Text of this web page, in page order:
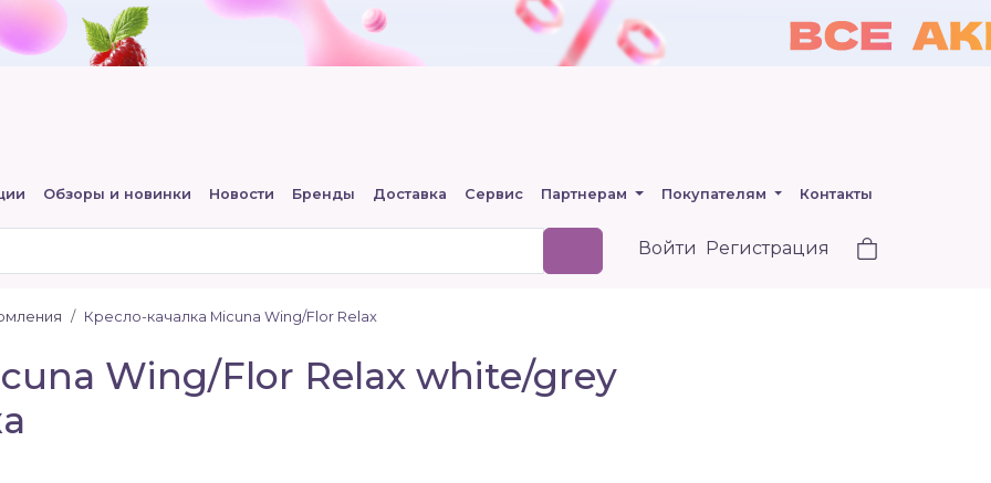
Обзоры и новинки Новости Бренды Доставка Сервис Партнерам Покупателям Контакты
Войти Регистрация
Кресло-качалка Micuna Wing/Flor Relax
Wing/Flor Relax white/grey